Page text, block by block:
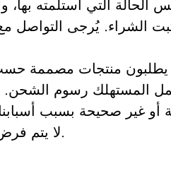
التي استلمته بها،
لا يتم فرض أي رسوم إعادة تخزين على المستهلكين عند إرجاع المنتج.